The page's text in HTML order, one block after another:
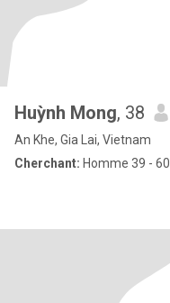
Huỳnh Mong, 38
An Khe, Gia Lai, Vietnam
Cherchant: Homme 39 - 60